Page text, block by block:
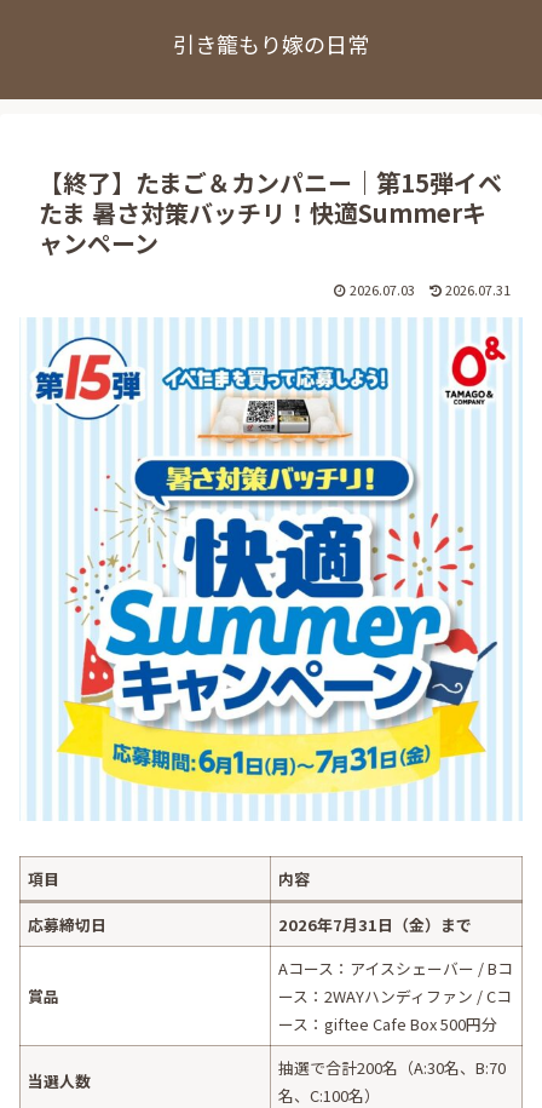
引き籠もり嫁の日常
【終了】たまご＆カンパニー｜第15弾イベ
たま 暑さ対策バッチリ！快適Summerキ
ャンペーン
2026.07.03 2026.07.31
項目
内容
応募締切日
2026年7月31日（金）まで
賞品
Aコース：アイスシェーバー / Bコ
ース：2WAYハンディファン / Cコ
ース：giftee Cafe Box 500円分
当選人数
抽選で合計200名（A:30名、B:70
名、C:100名）